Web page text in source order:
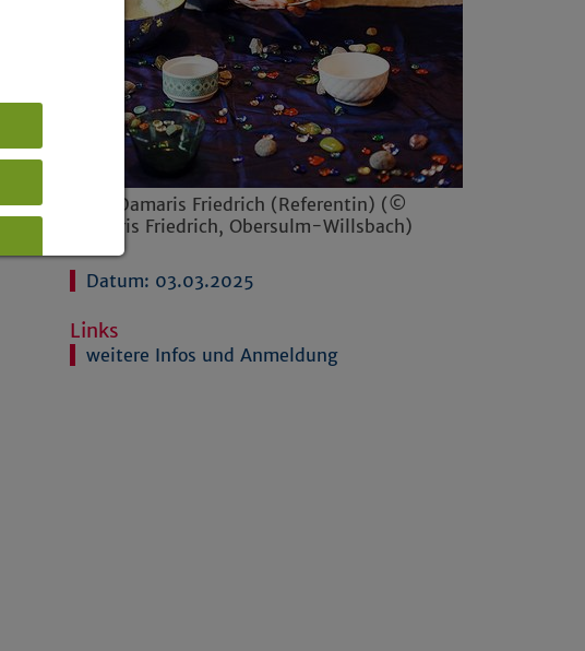
Foto: Damaris Friedrich (Referentin) (©
Damaris Friedrich, Obersulm-Willsbach)
Datum: 03.03.2025
Links
weitere Infos und Anmeldung